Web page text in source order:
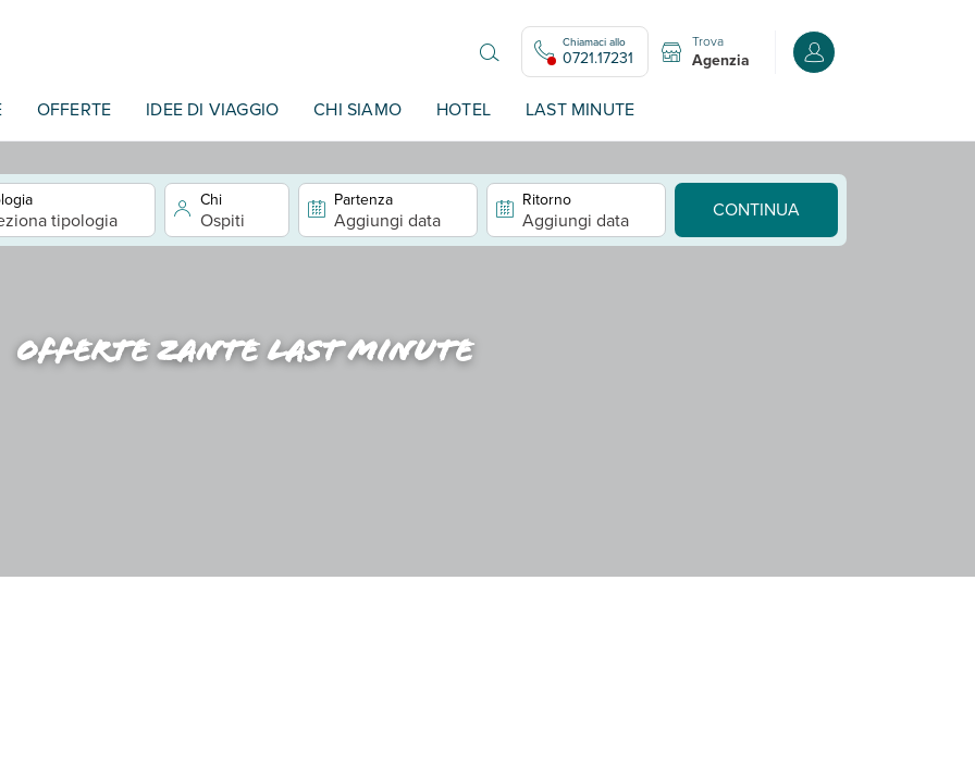
Chiamaci allo
0721.17231
Trova
Agenzia Accedi o registrati
OFFERTE IDEE DI VIAGGIO CHI SIAMO HOTEL LAST MINUTE
tipologia
Chi
Ospiti
Partenza
Aggiungi data
Ritorno
Aggiungi data CONTINUA
Offerte zante last minute